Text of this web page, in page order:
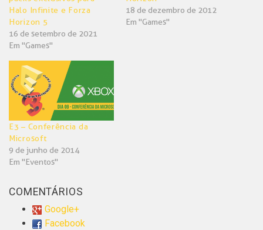
Halo Infinite e Forza
Horizon 5
16 de setembro de 2021
Em "Games"
18 de dezembro de 2012
Em "Games"
E3 – Conferência da
Microsoft
9 de junho de 2014
Em "Eventos"
COMENTÁRIOS
Google+
Facebook